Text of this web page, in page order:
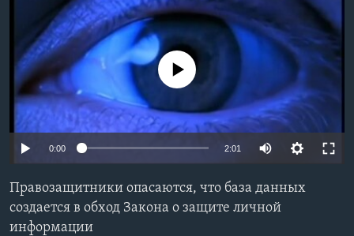
Learning English
СОЦИАЛЬНЫЕ СЕТИ
Языки
No media source currently available
0:00 2:01
Правозащитники опасаются, что база данных
создается в обход Закона о защите личной
информации